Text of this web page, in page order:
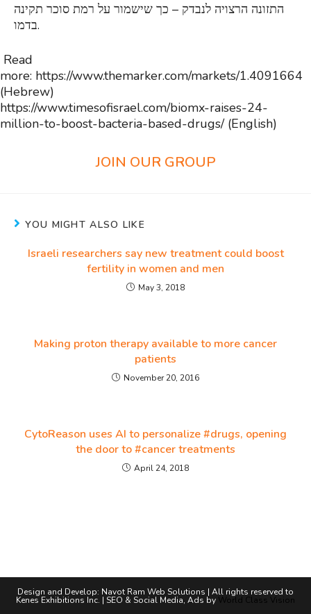
התזונה הרצויה לנבדק – כך שישמור על רמת סוכר תקינה
בדמו.
Read
more: https://www.themarker.com/markets/1.4091664
(Hebrew)
https://www.timesofisrael.com/biomx-raises-24-
million-to-boost-bacteria-based-drugs/ (English)
JOIN OUR GROUP
YOU MIGHT ALSO LIKE
Israeli researchers say new treatment could boost
fertility in women and men
May 3, 2018
Making proton therapy available to more cancer
patients
November 20, 2016
CytoReason uses AI to personalize #drugs, opening
the door to #cancer treatments
April 24, 2018
Design and Develop: Navot Ram Web Solutions | All rights reserved to
Kenes Exhibitions Inc. | SEO & Social Media, Ads by World Class Vision